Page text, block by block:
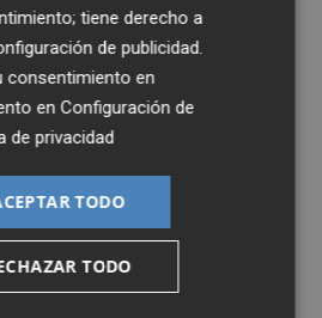
tiene derecho a
de publicidad
consentimiento en
enConfiguración de
de privacidad
TODO
TODO